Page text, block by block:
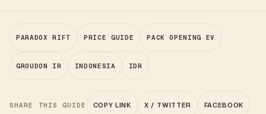
PARADOX RIFT PRICE GUIDE PACK OPENING EV
GROUDON IR INDONESIA IDR
SHARE THIS GUIDE COPY LINK X / TWITTER FACEBOOK